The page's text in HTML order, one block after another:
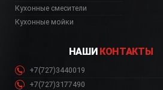
Кухонные смесители
Кухонные мойки
НАШИ КОНТАКТЫ
+7(727)3440019
+7(727)3177490